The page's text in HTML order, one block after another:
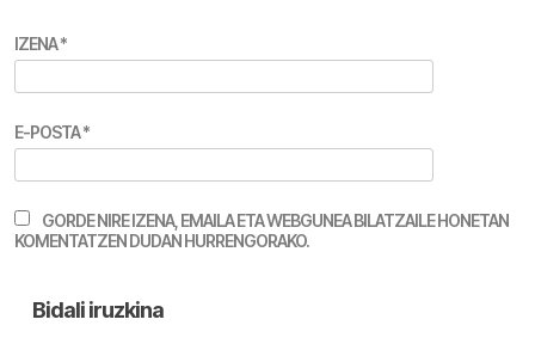
IZENA*
E-POSTA*
GORDE NIRE IZENA, EMAILA ETA WEBGUNEA BILATZAILE HONETAN
KOMENTATZEN DUDAN HURRENGORAKO.